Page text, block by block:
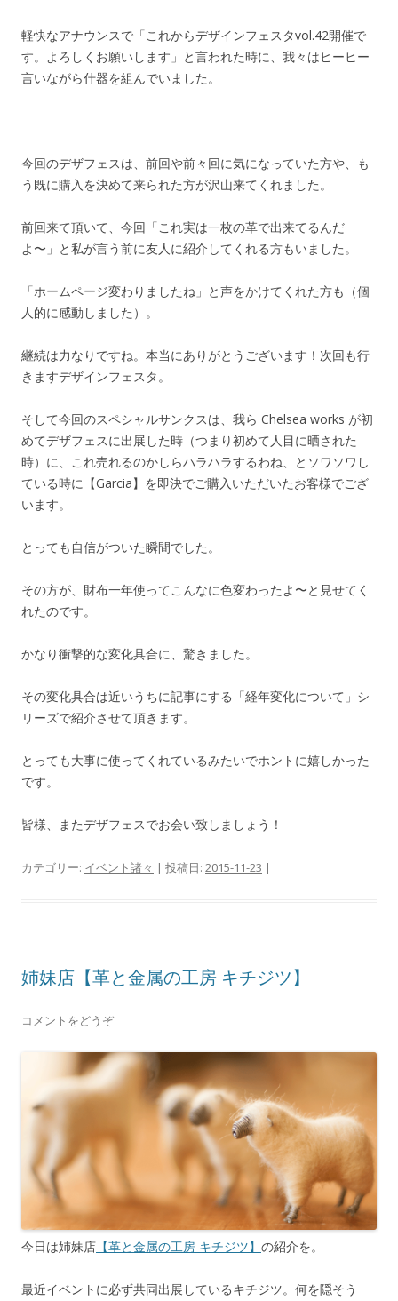
軽快なアナウンスで「これからデザインフェスタvol.42開催で
す。よろしくお願いします」と言われた時に、我々はヒーヒー
言いながら什器を組んでいました。
今回のデザフェスは、前回や前々回に気になっていた方や、も
う既に購入を決めて来られた方が沢山来てくれました。
前回来て頂いて、今回「これ実は一枚の革で出来てるんだ
よ〜」と私が言う前に友人に紹介してくれる方もいました。
「ホームページ変わりましたね」と声をかけてくれた方も（個
人的に感動しました）。
継続は力なりですね。本当にありがとうございます！次回も行
きますデザインフェスタ。
そして今回のスペシャルサンクスは、我ら Chelsea works が初
めてデザフェスに出展した時（つまり初めて人目に晒された
時）に、これ売れるのかしらハラハラするわね、とソワソワし
ている時に【Garcia】を即決でご購入いただいたお客様でござ
います。
とっても自信がついた瞬間でした。
その方が、財布一年使ってこんなに色変わったよ〜と見せてく
れたのです。
かなり衝撃的な変化具合に、驚きました。
その変化具合は近いうちに記事にする「経年変化について」シ
リーズで紹介させて頂きます。
とっても大事に使ってくれているみたいでホントに嬉しかった
です。
皆様、またデザフェスでお会い致しましょう！
カテゴリー: イベント諸々 | 投稿日: 2015-11-23 |
姉妹店【革と金属の工房 キチジツ】
コメントをどうぞ
今日は姉妹店 【革と金属の工房 キチジツ】 の紹介を。
最近イベントに必ず共同出展しているキチジツ。何を隠そう